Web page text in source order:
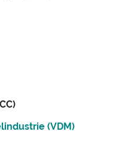
(VDM)